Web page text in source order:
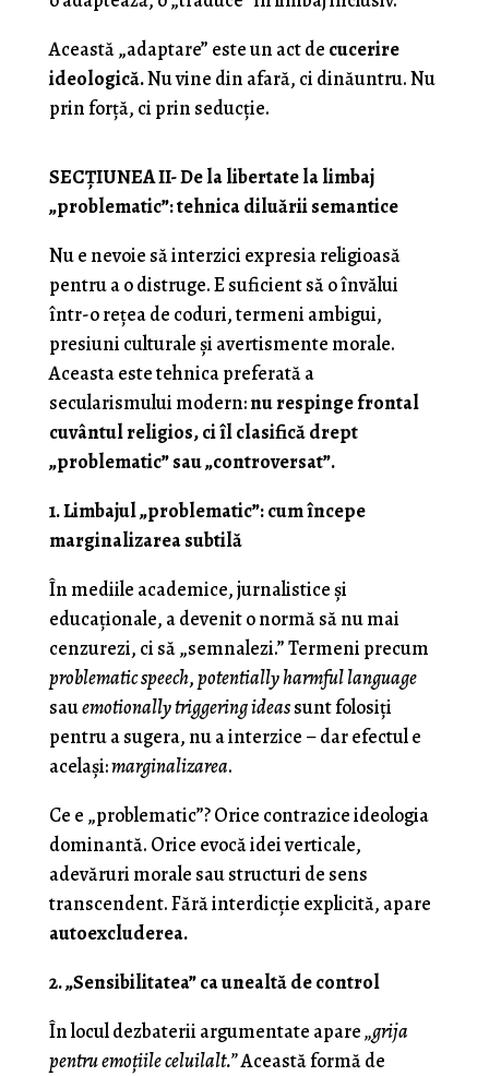
Această „adaptare” este un act de cucerire
ideologică.Nu vine din afară, ci dinăuntru. Nu
prin forță, ci prin seducție.
SECȚIUNEA II- De la libertate la limbaj
„problematic”: tehnica diluării semantice
Nu e nevoie să interzici expresia religioasă
pentru a o distruge. E suficient să o învălui
într-o rețea de coduri, termeni ambigui,
presiuni culturale și avertismente morale.
Aceasta este tehnica preferată a
secularismului modern:nu respinge frontal
cuvântul religios, ci îl clasifică drept
„problematic” sau „controversat”.
1. Limbajul „problematic”: cum începe
marginalizarea subtilă
În mediile academice, jurnalistice și
educaționale, a devenit o normă să nu mai
cenzurezi, ci să „semnalezi.” Termeni precum
problematic speech,potentially harmful language
sauemotionally triggering ideassunt folosiți
pentru a sugera, nu a interzice – dar efectul e
același:marginalizarea.
Ce e „problematic”? Orice contrazice ideologia
dominantă. Orice evocă idei verticale,
adevăruri morale sau structuri de sens
transcendent. Fără interdicție explicită, apare
autoexcluderea.
2. „Sensibilitatea” ca unealtă de control
În locul dezbaterii argumentate apare„grija
pentru emoțiile celuilalt.”Această formă de